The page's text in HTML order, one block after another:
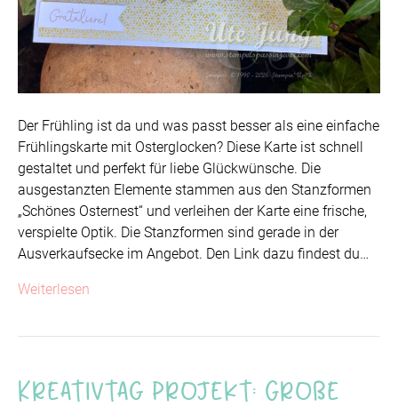
Der Frühling ist da und was passt besser als eine einfache
Frühlingskarte mit Osterglocken? Diese Karte ist schnell
gestaltet und perfekt für liebe Glückwünsche. Die
ausgestanzten Elemente stammen aus den Stanzformen
„Schönes Osternest“ und verleihen der Karte eine frische,
verspielte Optik. Die Stanzformen sind gerade in der
Ausverkaufsecke im Angebot. Den Link dazu findest du…
Weiterlesen
Kreativtag Projekt: Große